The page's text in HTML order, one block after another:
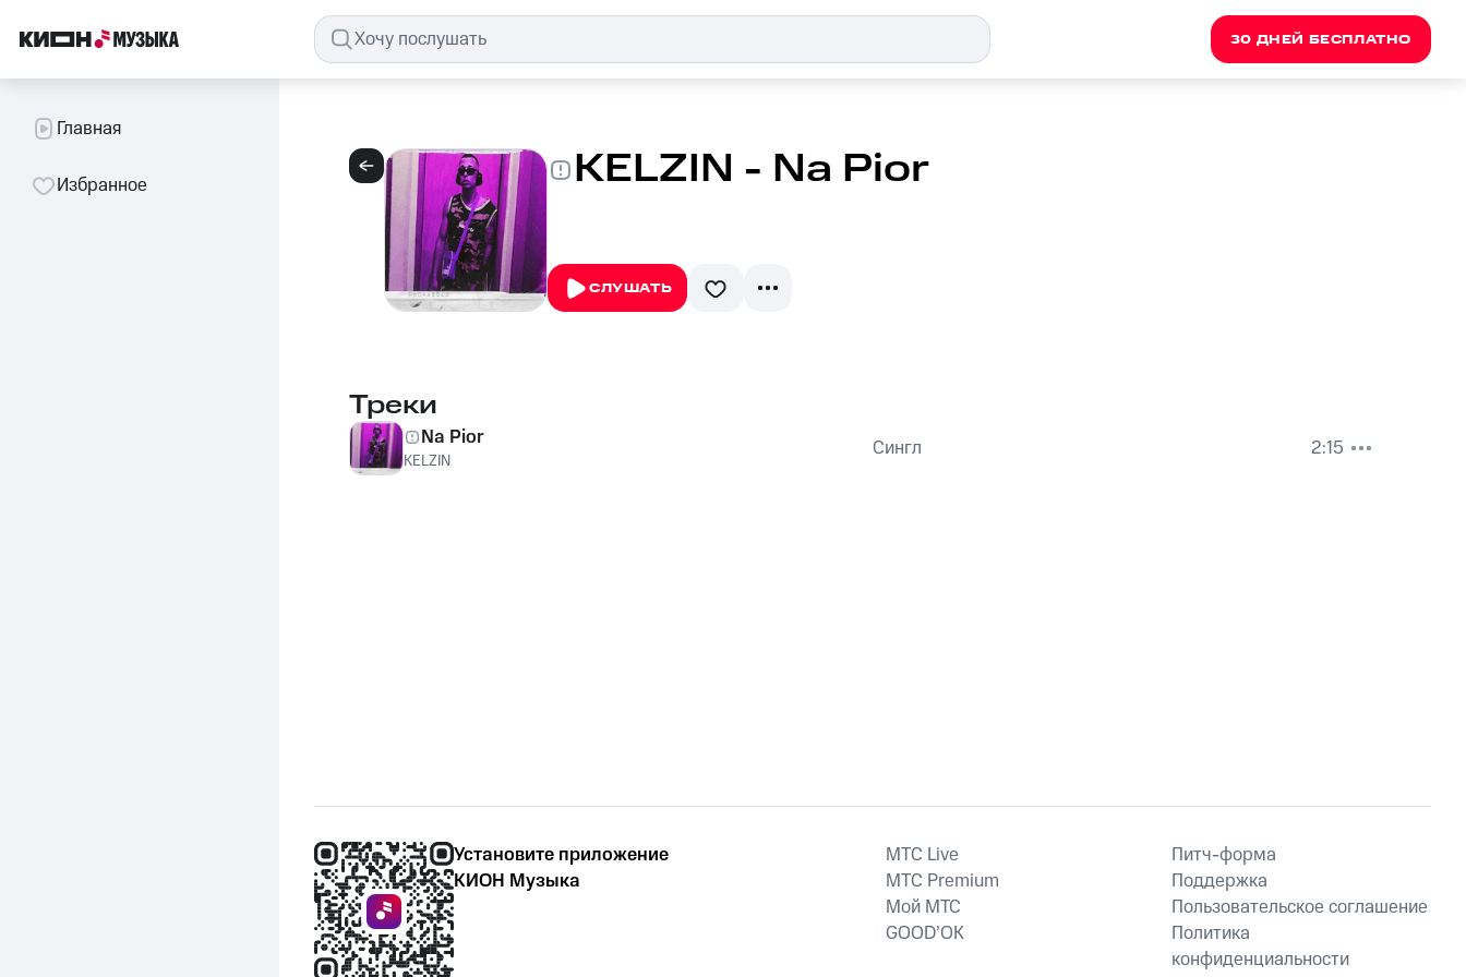
30 ДНЕЙ БЕСПЛАТНО
Главная
Избранное KELZIN - Na Pior
СЛУШАТЬ
Треки
Na Pior
KELZIN Сингл 2:15
Установите приложение
КИОН Музыка
MTС Live
MTС Premium
Мой МТС
GOOD’OK
Питч-форма
Поддержка
Пользовательское соглашение
Политика
конфиденциальности